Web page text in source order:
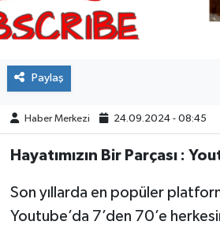
Paylaş
Haber Merkezi 24.09.2024 - 08:45
Hayatımızın Bir Parçası :
Son yıllarda en popüler
Youtube’da 7’den 70’e
RESMİ İLANLAR
KÜLTÜR
VEFAT